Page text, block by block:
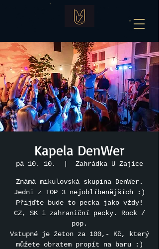
Kapela DenWer
pá 10. 10. Zahrádka U Zajíce
Známá mikulovská skupina DenWer.
Jedni z TOP 3 nejoblíbenějších :)
Přijďte bude to pecka jako vždy!
CZ, SK i zahraniční pecky. Rock /
pop.
Vstupné je žeton za 100,- Kč, který
můžete obratem propít na baru :)